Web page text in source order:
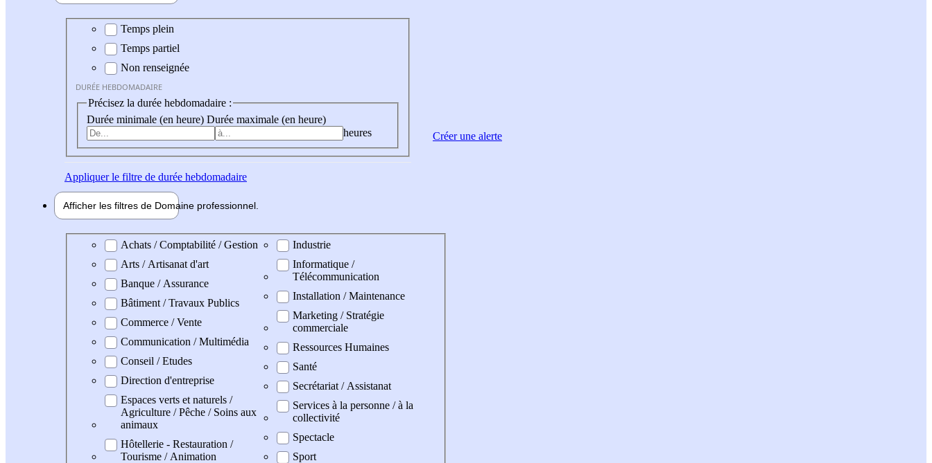
Durée hebdomadaire
Temps plein
Temps partiel
Non renseignée
DURÉE HEBDOMADAIRE
Précisez la durée hebdomadaire :
Durée minimale (en heure) Durée maximale (en heure)
heures
Appliquerle filtre de durée hebdomadaire
Afficher les filtres de Domaine professionnel
Domaine professionel
Achats / Comptabilité / Gestion
Arts / Artisanat d'art
Banque / Assurance
Bâtiment / Travaux Publics
Commerce / Vente
Communication / Multimédia
Conseil / Etudes
Direction d'entreprise
Espaces verts et naturels /
Agriculture / Pêche / Soins aux
animaux
Hôtellerie - Restauration /
Tourisme / Animation
Industrie
Informatique /
Télécommunication
Installation / Maintenance
Marketing / Stratégie
commerciale
Ressources Humaines
Santé
Secrétariat / Assistanat
Services à la personne / à la
collectivité
Spectacle
Sport
Créer une alerte